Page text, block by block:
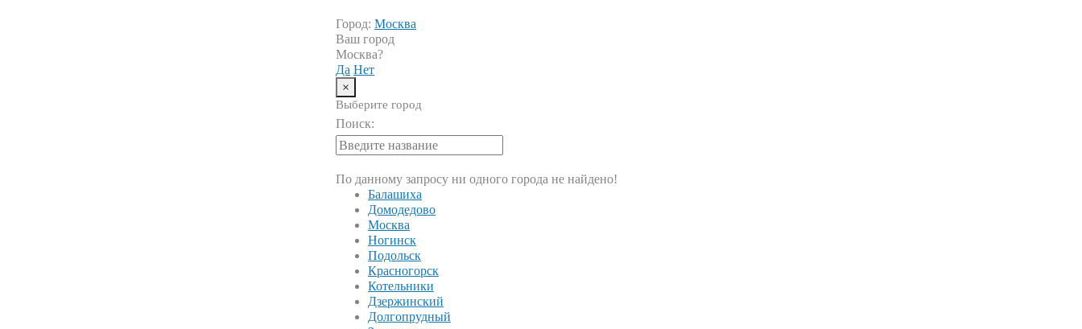
Город: Москва
Ваш город
Москва?
Да Нет
×
Выберите город
Поиск:
По данному запросу ни одного города не найдено!
Балашиха
Домодедово
Москва
Ногинск
Подольск
Красногорск
Котельники
Дзержинский
Долгопрудный